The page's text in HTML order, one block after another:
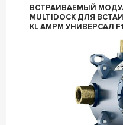
ВСТРАИВАЕМЫЙ
MULTIDOCK ДЛЯ
KL AMPM УНИВЕРСАЛ